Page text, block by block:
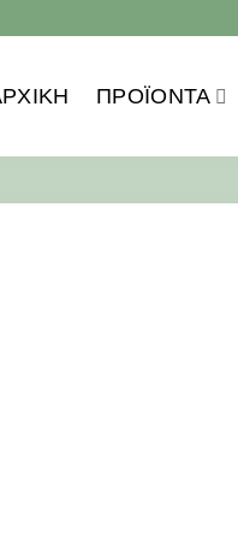
ΠΡΟΪOΝΤΑ